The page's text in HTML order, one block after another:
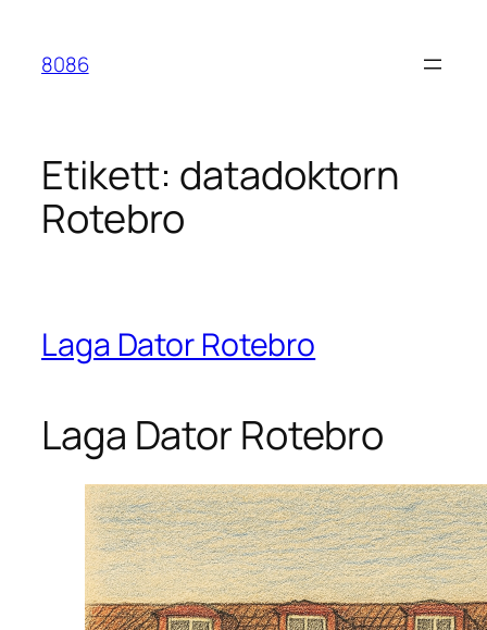
innehåll
8086
Etikett: datadoktorn
Rotebro
Laga Dator Rotebro
Laga Dator Rotebro